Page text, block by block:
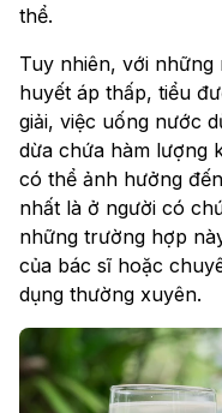
thể.
Tuy nhiên, với
huyết áp thấp, tiểu
giải, việc uống nước
dừa chứa hàm lượng
có thể ảnh hưởng
nhất là ở người có
những trường hợp
của bác sĩ hoặc
dụng thường xuyên.